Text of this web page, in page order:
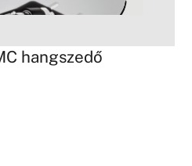
hangszedő